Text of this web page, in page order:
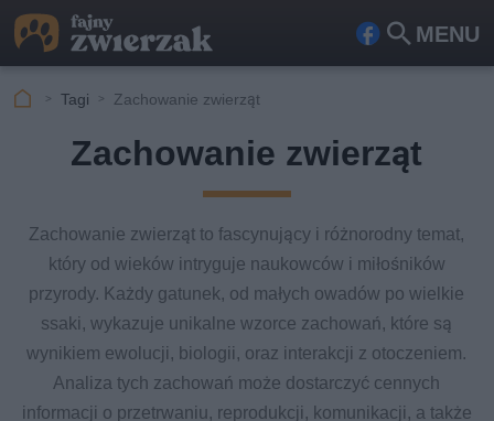
MENU
Fa Szu
Tagi Zachowanie zwierząt
Zachowanie zwierząt
Zachowanie zwierząt to fascynujący i różnorodny temat,
który od wieków intryguje naukowców i miłośników
przyrody. Każdy gatunek, od małych owadów po wielkie
ssaki, wykazuje unikalne wzorce zachowań, które są
wynikiem ewolucji, biologii, oraz interakcji z otoczeniem.
Analiza tych zachowań może dostarczyć cennych
informacji o przetrwaniu, reprodukcji, komunikacji, a także